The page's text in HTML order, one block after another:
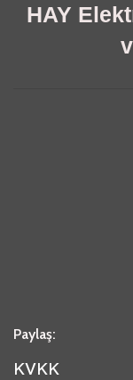
HAY
Paylaş:
KVKK